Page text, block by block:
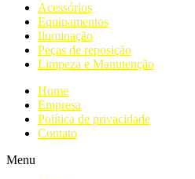
Acessórios
Equipamentos
Iluminação
Peças de reposição
Limpeza e Manutenção
Home
Empresa
Política de privacidade
Contato
Menu